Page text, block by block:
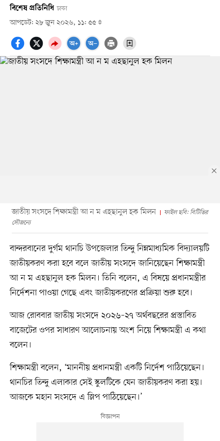
বিশেষ প্রতিনিধি ঢাকা
আপডেট: ২৮ জুন ২০২৬, ১১: ৫৫
জাতীয় সংসদে শিক্ষামন্ত্রী আ ন ম এহছানুল হক মিলন
ফাইল ছবি: বিটিভির
সৌজন্যে
বান্দরবানের দুর্গম থানচি উপজেলার তিন্দু নিম্নমাধ্যমিক বিদ্যালয়টি
জাতীয়করণ করা হবে বলে জাতীয় সংসদে জানিয়েছেন শিক্ষামন্ত্রী
আ ন ম এহছানুল হক মিলন। তিনি বলেন, এ বিষয়ে প্রধানমন্ত্রীর
নির্দেশনা পাওয়া গেছে এবং জাতীয়করণের প্রক্রিয়া শুরু হবে।
আজ রোববার জাতীয় সংসদে ২০২৬–২৭ অর্থবছরের প্রস্তাবিত
বাজেটের ওপর সাধারণ আলোচনায় অংশ নিয়ে শিক্ষামন্ত্রী এ কথা
বলেন।
শিক্ষামন্ত্রী বলেন, ‘মাননীয় প্রধানমন্ত্রী একটি নির্দেশ পাঠিয়েছেন।
থানচির তিন্দু এলাকার সেই স্কুলটিকে যেন জাতীয়করণ করা হয়।
আজকে মহান সংসদে এ স্লিপ পাঠিয়েছেন।’